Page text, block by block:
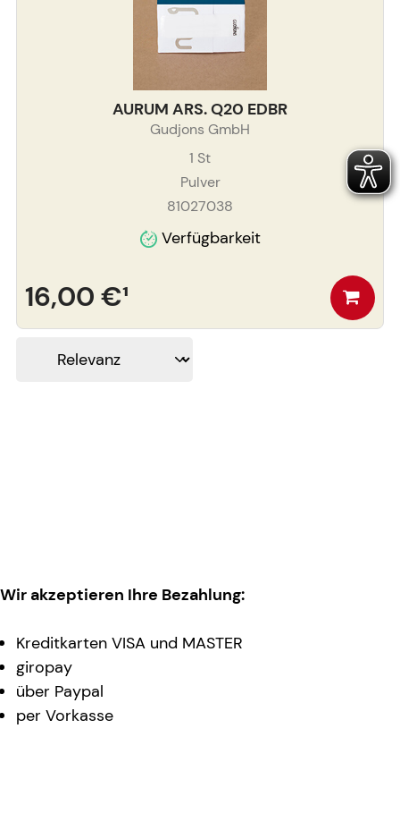
AURUM ARS. Q20 EDBR
Gudjons GmbH
1 St
Pulver
81027038
Verfügbarkeit
16,00 €¹
Wir akzeptieren Ihre Bezahlung:
Kreditkarten VISA und MASTER
giropay
über Paypal
per Vorkasse